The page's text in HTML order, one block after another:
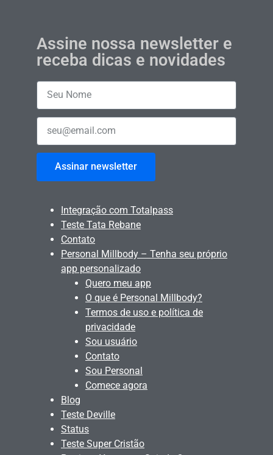
Assine nossa newsletter e
receba dicas e novidades
Assinar newsletter
Integração com Totalpass
Teste Tata Rebane
Contato
Personal Millbody – Tenha seu próprio
app personalizado
Quero meu app
O que é Personal Millbody?
Termos de uso e política de
privacidade
Sou usuário
Contato
Sou Personal
Comece agora
Blog
Teste Deville
Status
Teste Super Cristão